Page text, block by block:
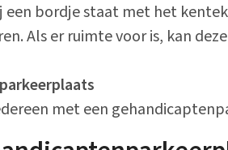
Verordeningen en beleid
een bordje staat met het
Als er ruimte voor is, kan
met een